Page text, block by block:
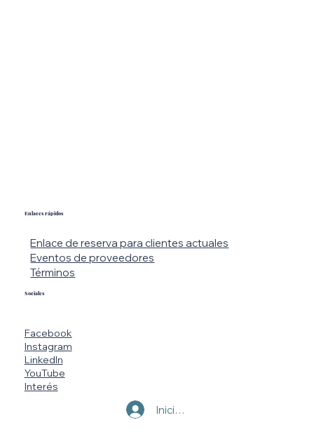
Facebook
Instagram
LinkedIn
YouTube
Interés
Sociales
Enlaces rápidos
Enlace de reserva para clientes actuales
Eventos de proveedores
Términos
Iniciar sesión